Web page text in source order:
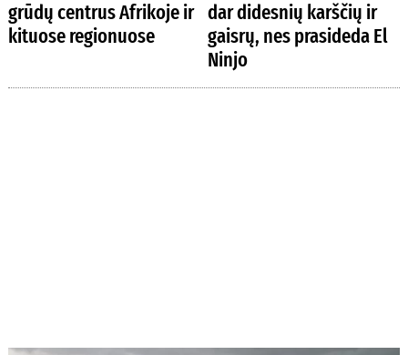
grūdų centrus Afrikoje ir
kituose regionuose
dar didesnių karščių ir
gaisrų, nes prasideda El
Ninjo